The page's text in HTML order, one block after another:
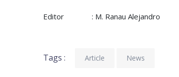
Editor : M. Ranau Alejandro
Tags : Article News